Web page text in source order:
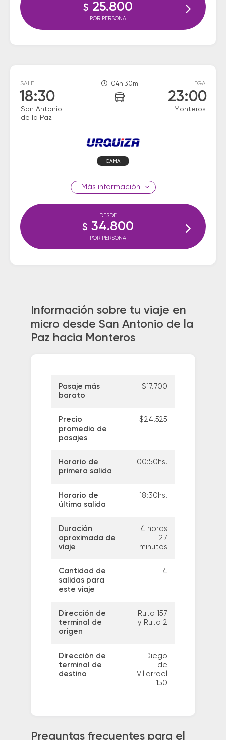
$ 25.800
POR PERSONA
SALE
18:30
San Antonio
de la Paz
04h 30m LLEGA
23:00
Monteros
CAMA
información
DESDE
$ 34.800
POR PERSONA
Información sobre tu viaje en
micro desde San Antonio de la
Paz hacia Monteros
Pasaje más
barato
$17.700
Precio
promedio de
pasajes
$24.525
Horario de
primera salida
00:50hs.
Horario de
última salida
18:30hs.
Duración
aproximada de
viaje
4 horas
27
minutos
Cantidad de
salidas para
este viaje
4
Dirección de
terminal de
origen
Ruta 157
y Ruta 2
Dirección de
terminal de
destino
Diego
de
Villarroel
150
Preguntas frecuentes para el